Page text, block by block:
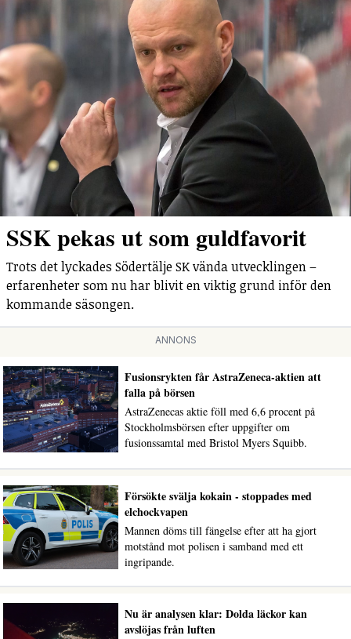
SSK pekas ut som guldfavorit
Trots det lyckades Södertälje SK vända utvecklingen –
erfarenheter som nu har blivit en viktig grund inför den
kommande säsongen.
ANNONS
Fusionsrykten får AstraZeneca-aktien att
falla på börsen
AstraZenecas aktie föll med 6,6 procent på
Stockholmsbörsen efter uppgifter om
fusionssamtal med Bristol Myers Squibb.
Försökte svälja kokain - stoppades med
elchockvapen
Mannen döms till fängelse efter att ha gjort
motstånd mot polisen i samband med ett
ingripande.
Nu är analysen klar: Dolda läckor kan
avslöjas från luften